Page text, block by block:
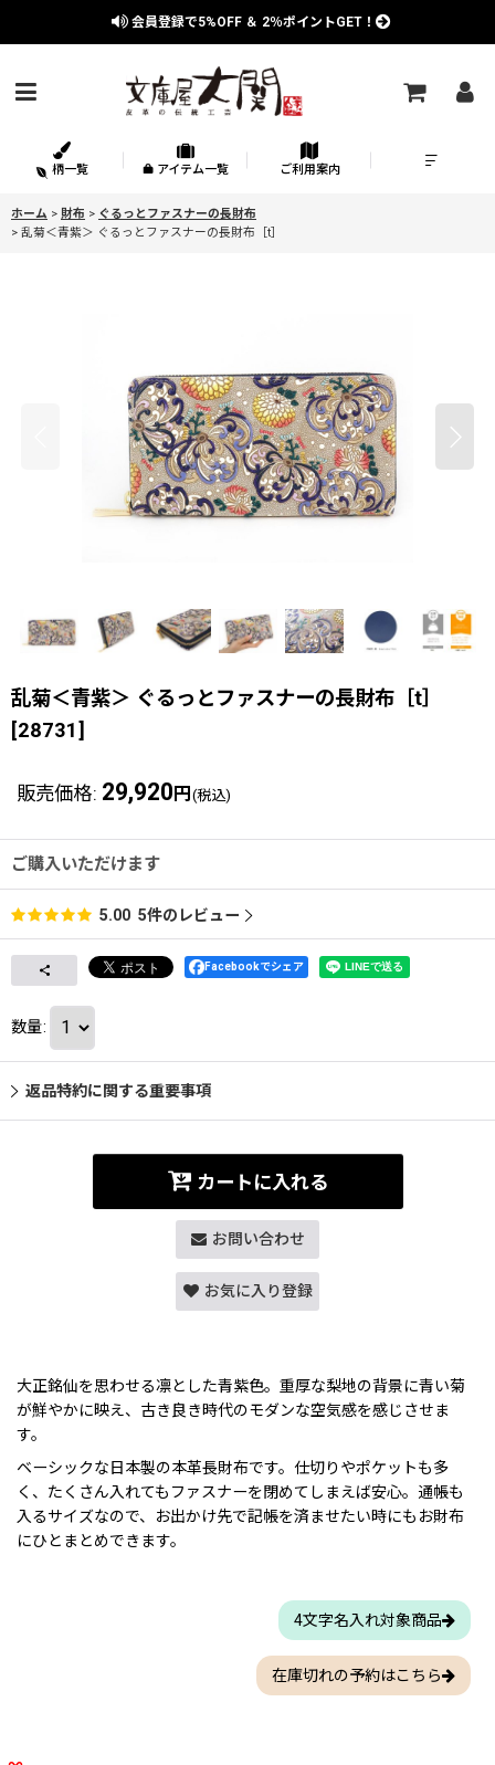
会員登録で5%OFF ＆ 2％ポイントGET！
柄一覧 アイテム一覧 ご利用案内
ホーム > 財布 > ぐるっとファスナーの長財布
> 乱菊＜青紫＞ ぐるっとファスナーの長財布［t］
乱菊＜青紫＞ ぐるっとファスナーの長財布［t］
[28731]
販売価格: 29,920 円 (税込)
ご購入いただけます
5.00 5件のレビュー
Facebookでシェア
数量:
返品特約に関する重要事項
カートに入れる
お問い合わせ
お気に入り登録
大正銘仙を思わせる凛とした青紫色。重厚な梨地の背景に青い菊
が鮮やかに映え、古き良き時代のモダンな空気感を感じさせま
す。
ベーシックな日本製の本革長財布です。仕切りやポケットも多
く、たくさん入れてもファスナーを閉めてしまえば安心。通帳も
入るサイズなので、お出かけ先で記帳を済ませたい時にもお財布
にひとまとめできます。
4文字名入れ対象商品
在庫切れの予約はこちら